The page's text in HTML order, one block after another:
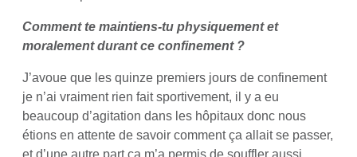
Comment te maintiens-tu physiquement et
moralement durant ce confinement ?
J’avoue que les quinze premiers jours de confinement
je n’ai vraiment rien fait sportivement, il y a eu
beaucoup d’agitation dans les hôpitaux donc nous
étions en attente de savoir comment ça allait se passer,
et d’une autre part ça m’a permis de souffler aussi